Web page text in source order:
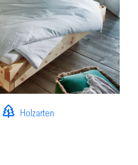
Holzarten